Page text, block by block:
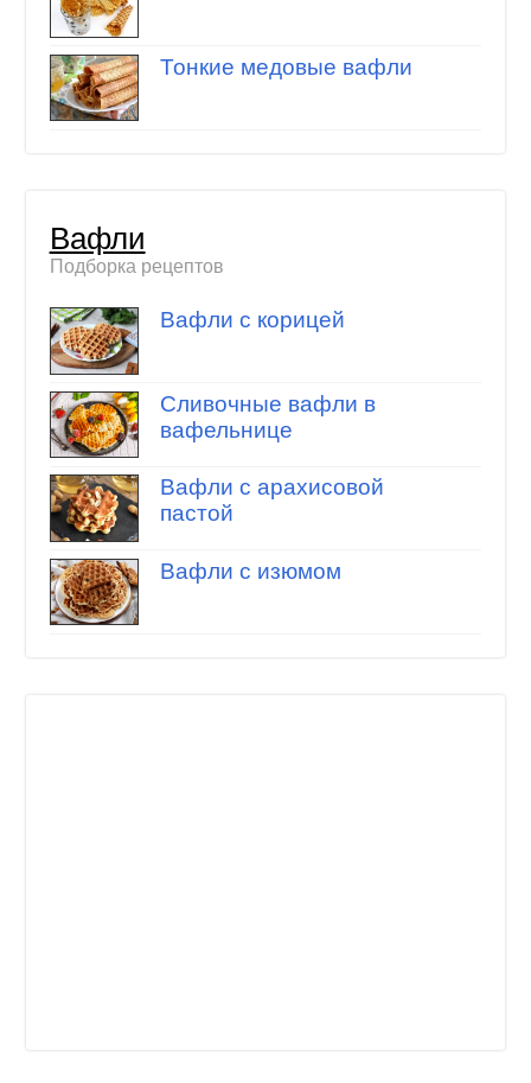
Тонкие медовые вафли
Вафли
Подборка рецептов
Вафли с корицей
Сливочные вафли в
вафельнице
Вафли с арахисовой
пастой
Вафли с изюмом